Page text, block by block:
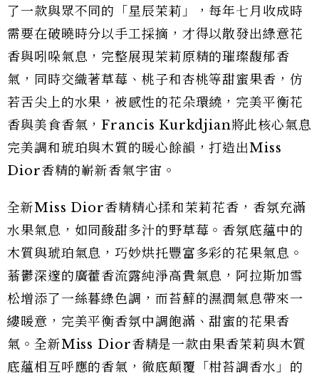
了一款與眾不同的「星辰茉莉」，每年七月收成時
需要在破曉時分以手工採摘，才得以散發出綠意花
香與吲哚氣息，完整展現茉莉原精的璀璨馥郁香
氣，同時交織著草莓、桃子和杏桃等甜蜜果香，仿
若舌尖上的水果，被感性的花朵環繞，完美平衡花
香與美食香氣，Francis Kurkdjian將此核心氣息
完美調和琥珀與木質的暖心餘韻，打造出Miss
Dior香精的嶄新香氣宇宙。
全新Miss Dior香精精心揉和茉莉花香，香氛充滿
水果氣息，如同酸甜多汁的野草莓。香氛底蘊中的
木質與琥珀氣息，巧妙烘托豐富多彩的花果氣息。
蓊鬱深邃的廣藿香流露純淨高貴氣息，阿拉斯加雪
松增添了一絲暮綠色調，而苔蘚的濕潤氣息帶來一
縷暖意，完美平衡香氛中調飽滿、甜蜜的花果香
氣。全新Miss Dior香精是一款由果香茉莉與木質
底蘊相互呼應的香氣，徹底顛覆「柑苔調香水」的